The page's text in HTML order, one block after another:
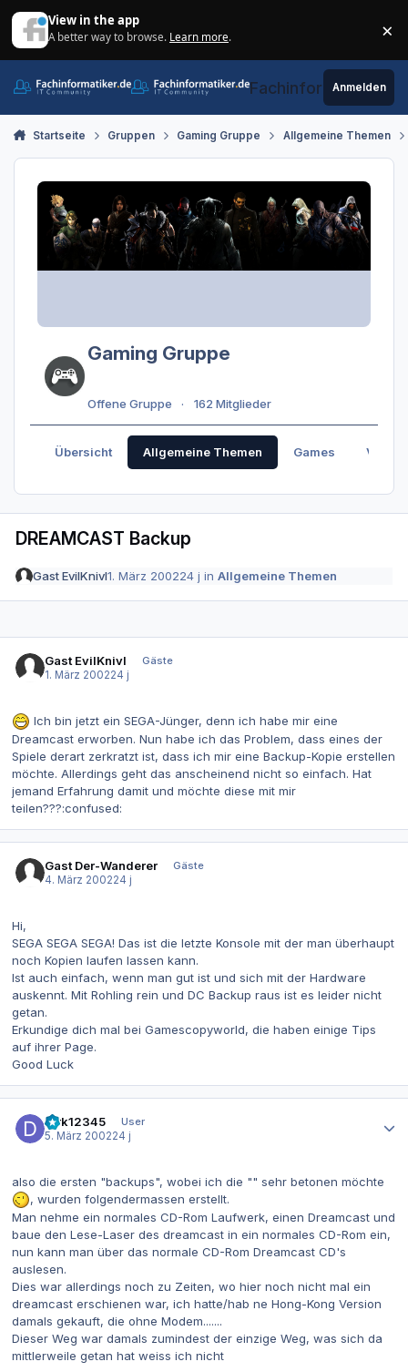
View in the app
A better way to browse. Learn more. ×
Fachinformatiker.de
Anmelden
Startseite Gruppen Gaming Gruppe Allgemeine Themen
Gaming Gruppe
Offene Gruppe 162 Mitglieder
Übersicht Allgemeine Themen Games
DREAMCAST Backup
Gast EvilKnivl1. März 200224 j inAllgemeine Themen
Gast EvilKnivl
Gäste
1. März 200224 j
Ich bin jetzt ein SEGA-Jünger, denn ich habe mir eine
Dreamcast erworben. Nun habe ich das Problem, dass eines der
Spiele derart zerkratzt ist, dass ich mir eine Backup-Kopie erstellen
möchte. Allerdings geht das anscheinend nicht so einfach. Hat
jemand Erfahrung damit und möchte diese mit mir
teilen???:confused:
Gast Der-Wanderer
Gäste
4. März 200224 j
Hi,
SEGA SEGA SEGA! Das ist die letzte Konsole mit der man überhaupt
noch Kopien laufen lassen kann.
Ist auch einfach, wenn man gut ist und sich mit der Hardware
auskennt. Mit Rohling rein und DC Backup raus ist es leider nicht
getan.
Erkundige dich mal bei Gamescopyworld, die haben einige Tips
auf ihrer Page.
Good Luck
dirk12345
User
5. März 200224 j
also die ersten "backups", wobei ich die "" sehr betonen möchte
, wurden folgendermassen erstellt.
Man nehme ein normales CD-Rom Laufwerk, einen Dreamcast und
baue den Lese-Laser des dreamcast in ein normales CD-Rom ein,
nun kann man über das normale CD-Rom Dreamcast CD's
auslesen.
Dies war allerdings noch zu Zeiten, wo hier noch nicht mal ein
dreamcast erschienen war, ich hatte/hab ne Hong-Kong Version
damals gekauft, die ohne Modem.......
Dieser Weg war damals zumindest der einzige Weg, was sich da
mittlerweile getan hat weiss ich nicht